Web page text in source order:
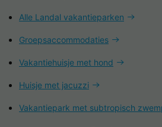
Alle Landal vakantieparken
Groepsaccommodaties
Vakantiehuisje met hond
Huisje met jacuzzi
Vakantiepark met subtropisch